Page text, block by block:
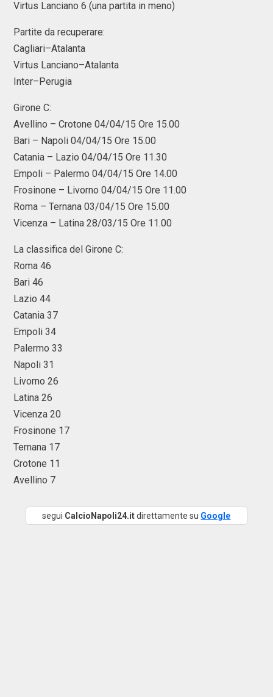
Virtus Lanciano 6 (una partita in meno)
Partite da recuperare:
Cagliari–Atalanta
Virtus Lanciano–Atalanta
Inter–Perugia
Girone C:
Avellino – Crotone 04/04/15 Ore 15.00
Bari – Napoli 04/04/15 Ore 15.00
Catania – Lazio 04/04/15 Ore 11.30
Empoli – Palermo 04/04/15 Ore 14.00
Frosinone – Livorno 04/04/15 Ore 11.00
Roma – Ternana 03/04/15 Ore 15.00
Vicenza – Latina 28/03/15 Ore 11.00
La classifica del Girone C:
Roma 46
Bari 46
Lazio 44
Catania 37
Empoli 34
Palermo 33
Napoli 31
Livorno 26
Latina 26
Vicenza 20
Frosinone 17
Ternana 17
Crotone 11
Avellino 7
segui CalcioNapoli24.itdirettamente su Google